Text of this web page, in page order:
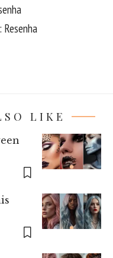
Resenha
LIKE